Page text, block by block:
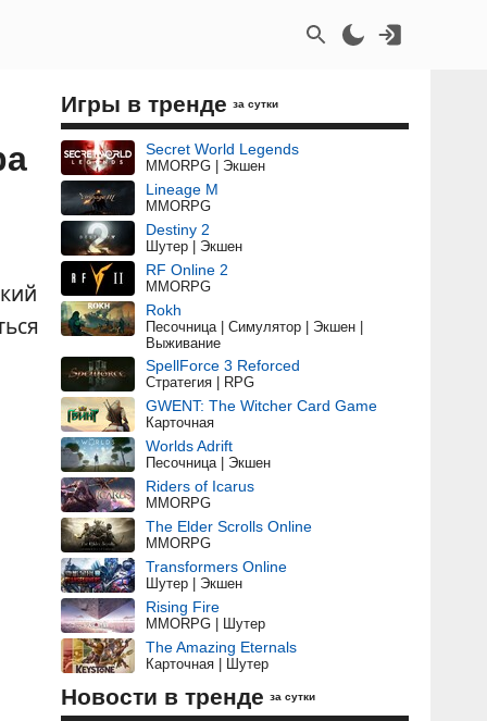
Игры в тренде за сутки
Secret World Legends
MMORPG | Экшен
Lineage M
MMORPG
Destiny 2
Шутер | Экшен
RF Online 2
MMORPG
Rokh
Песочница | Симулятор | Экшен |
Выживание
SpellForce 3 Reforced
Стратегия | RPG
GWENT: The Witcher Card Game
Карточная
Worlds Adrift
Песочница | Экшен
Riders of Icarus
MMORPG
The Elder Scrolls Online
MMORPG
Transformers Online
Шутер | Экшен
Rising Fire
MMORPG | Шутер
The Amazing Eternals
Карточная | Шутер
Новости в тренде за сутки